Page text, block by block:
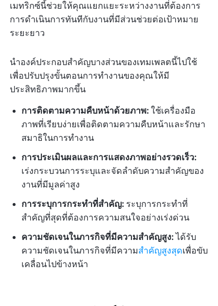
เมทริกซ์นี้ช่วยให้คุณแยกแยะระหว่างงานที่ต้องการ
การดำเนินการทันทีกับงานที่มีส่วนช่วยต่อเป้าหมาย
ระยะยาว
นำองค์ประกอบสำคัญบางส่วนของเทมเพลตนี้ไปใช้
เพื่อปรับปรุงขั้นตอนการทำงานของคุณให้มี
ประสิทธิภาพมากขึ้น
การติดตามความคืบหน้าด้วยภาพ: ใช้เครื่องมือ
ภาพที่เรียบง่ายเพื่อติดตามความคืบหน้าและรักษา
สมาธิในการทำงาน
การประเมินผลและการแสดงภาพอย่างรวดเร็ว:
เร่งกระบวนการระบุและจัดลำดับความสำคัญของ
งานที่มีมูลค่าสูง
การระบุการกระทำที่สำคัญ: ระบุการกระทำที่
สำคัญที่สุดที่ต้องการความสนใจอย่างเร่งด่วน
ความชัดเจนในภารกิจที่มีความสำคัญสูง:ได้รับ
ความชัดเจนในภารกิจที่มีความสำคัญสูงสุดเพื่อขับ
เคลื่อนไปข้างหน้า